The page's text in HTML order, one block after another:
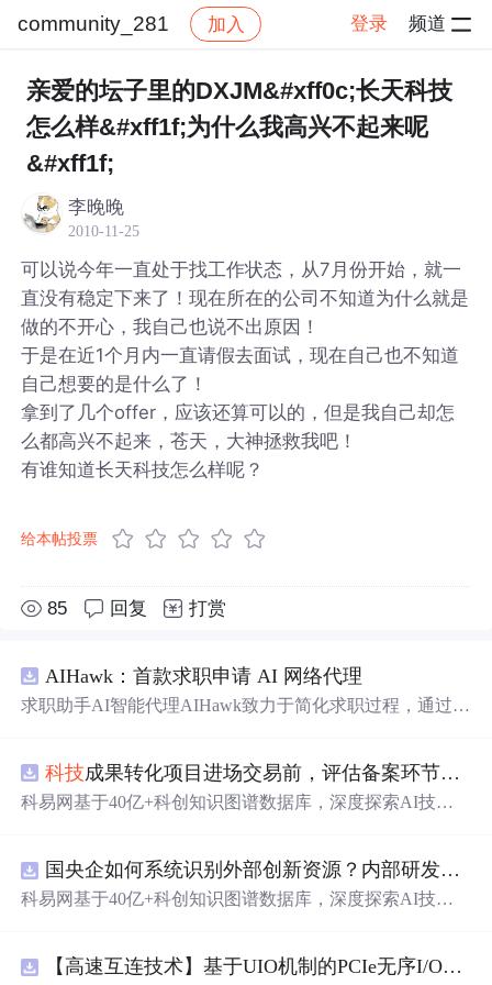
community_281 加入 登录 频道
社区 community_281 帖子详情
亲爱的坛子里的DXJM&#xff0c;长天科技
怎么样&#xff1f;为什么我高兴不起来呢
&#xff1f;
李晚晚
2010-11-25
可以说今年一直处于找工作状态，从7月份开始，就一
直没有稳定下来了！现在所在的公司不知道为什么就是
做的不开心，我自己也说不出原因！
于是在近1个月内一直请假去面试，现在自己也不知道
自己想要的是什么了！
拿到了几个offer，应该还算可以的，但是我自己却怎
么都高兴不起来，苍天，大神拯救我吧！
有谁知道长天科技怎么样呢？
给本帖投票
85 回复 打赏
AIHawk：首款求职申请 AI 网络代理
求职助手AI智能代理AIHawk致力于简化求职过程，通过自
科技成果转化项目进场交易前，评估备案环节需要准备哪些材料？.docx
科易网基于40亿+科创知识图谱数据库，深度探索AI技术
新领域的AI+数智化解决方案，推动科技创新与产业创新
智能化发展。
国央企如何系统识别外部创新资源？内部研发体系完善，但对外部高校、中小
科易网基于40亿+科创知识图谱数据库，深度探索AI技术
新领域的AI+数智化解决方案，推动科技创新与产业创新【高速互连技术】基于UIO机制的PCIe无序I/O扩展：多路径架构下内存请求的高性能传输与排序控制方案设计